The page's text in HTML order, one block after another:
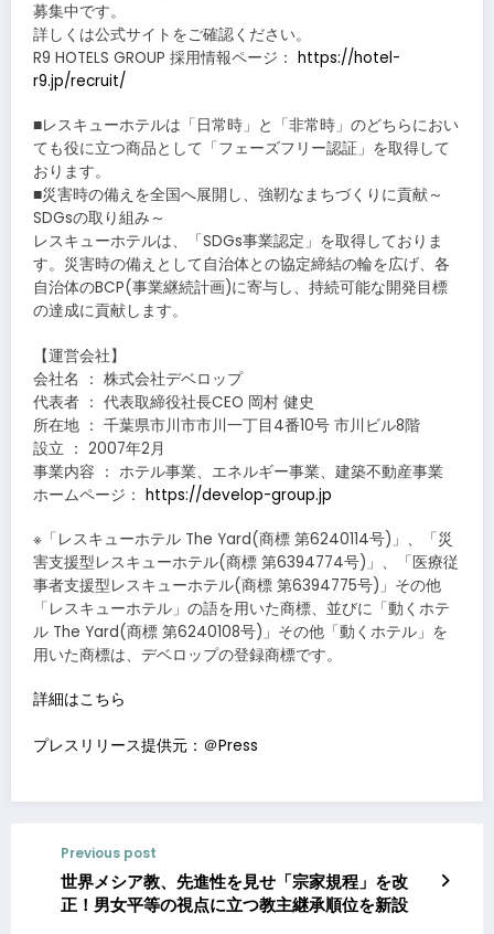
募集中です。
詳しくは公式サイトをご確認ください。
R9 HOTELS GROUP 採用情報ページ： https://hotel-
r9.jp/recruit/
■レスキューホテルは「日常時」と「非常時」のどちらにおい
ても役に立つ商品として「フェーズフリー認証」を取得して
おります。
■災害時の備えを全国へ展開し、強靭なまちづくりに貢献～
SDGsの取り組み～
レスキューホテルは、「SDGs事業認定」を取得しておりま
す。災害時の備えとして自治体との協定締結の輪を広げ、各
自治体のBCP(事業継続計画)に寄与し、持続可能な開発目標
の達成に貢献します。
【運営会社】
会社名 ： 株式会社デベロップ
代表者 ： 代表取締役社長CEO 岡村 健史
所在地 ： 千葉県市川市市川一丁目4番10号 市川ビル8階
設立 ： 2007年2月
事業内容 ： ホテル事業、エネルギー事業、建築不動産事業
ホームページ： https://develop-group.jp
※「レスキューホテル The Yard(商標 第6240114号)」、「災
害支援型レスキューホテル(商標 第6394774号)」、「医療従
事者支援型レスキューホテル(商標 第6394775号)」その他
「レスキューホテル」の語を用いた商標、並びに「動くホテ
ル The Yard(商標 第6240108号)」その他「動くホテル」を
用いた商標は、デベロップの登録商標です。
詳細はこちら
プレスリリース提供元：＠Press
Previous post
世界メシア教、先進性を見せ「宗家規程」を改
正！男女平等の視点に立つ教主継承順位を新設